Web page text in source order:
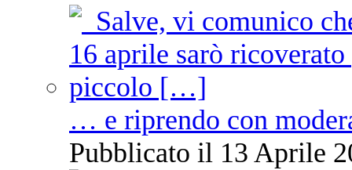
… e riprendo con
Pubblicato il 13 Aprile